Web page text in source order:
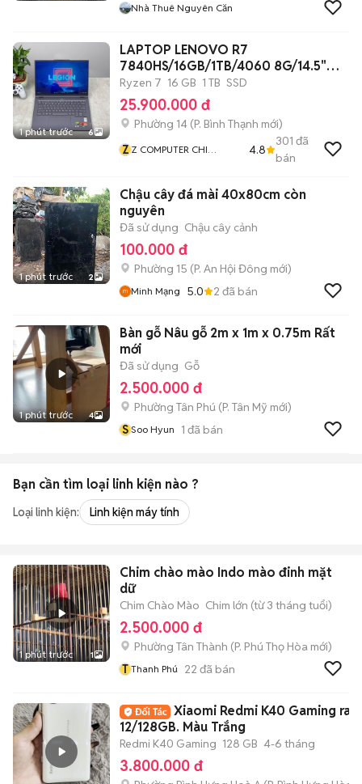
Nhà Thuê Nguyên Căn
1 phút trước 6
LAPTOP LENOVO R7
7840HS/16GB/1TB/4060 8G/14.5"
2K8
Ryzen 7 16 GB 1 TB SSD
25.900.000 đ
Phường 14 (P. Bình Thạnh mới)
ZZ COMPUTER CHI
4.8
301 đã
bán
1 phút trước 2
Chậu cây đá mài 40x80cm còn
nguyên
Đã sử dụng Chậu cây cảnh
100.000 đ
Phường 15 (P. An Hội Đông mới)
Minh Mạng 5.0 2 đã bán
1 phút trước 4
Bàn gỗ Nâu gỗ 2m x 1m x 0.75m Rất
mới
Đã sử dụng Gỗ
2.500.000 đ
Phường Tân Phú (P. Tân Mỹ mới)
S Soo Hyun 1 đã bán
Bạn cần tìm loại linh kiện nào ?
Loại linh kiện: Linh kiện máy tính
1 phút trước 1
Chim chào mào Indo mào đinh mặt
dữ
Chim Chào Mào Chim lớn (từ 3 tháng tuổi)
2.500.000 đ
Phường Tân Thành (P. Phú Thọ Hòa mới)
T Thanh Phú 22 đã bán
Xiaomi Redmi K40 Gaming ram
12/128GB. Màu Trắng
Redmi K40 Gaming 128 GB 4-6 tháng
3.800.000 đ